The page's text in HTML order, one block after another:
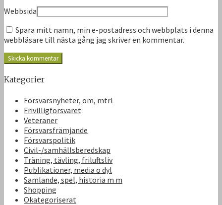
Webbsida
Spara mitt namn, min e-postadress och webbplats i denna
webbläsare till nästa gång jag skriver en kommentar.
Kategorier
Försvarsnyheter, om, mtrl
Frivilligförsvaret
Veteraner
Försvarsfrämjande
Försvarspolitik
Civil-/samhällsberedskap
Träning, tävling, friluftsliv
Publikationer, media o dyl
Samlande, spel, historia m m
Shopping
Okategoriserat